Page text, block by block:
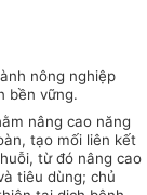
nông nghiệp
bền vững.
nâng cao năng
tạo mối liên kết
từ đó nâng cao
tiêu dùng; chủ